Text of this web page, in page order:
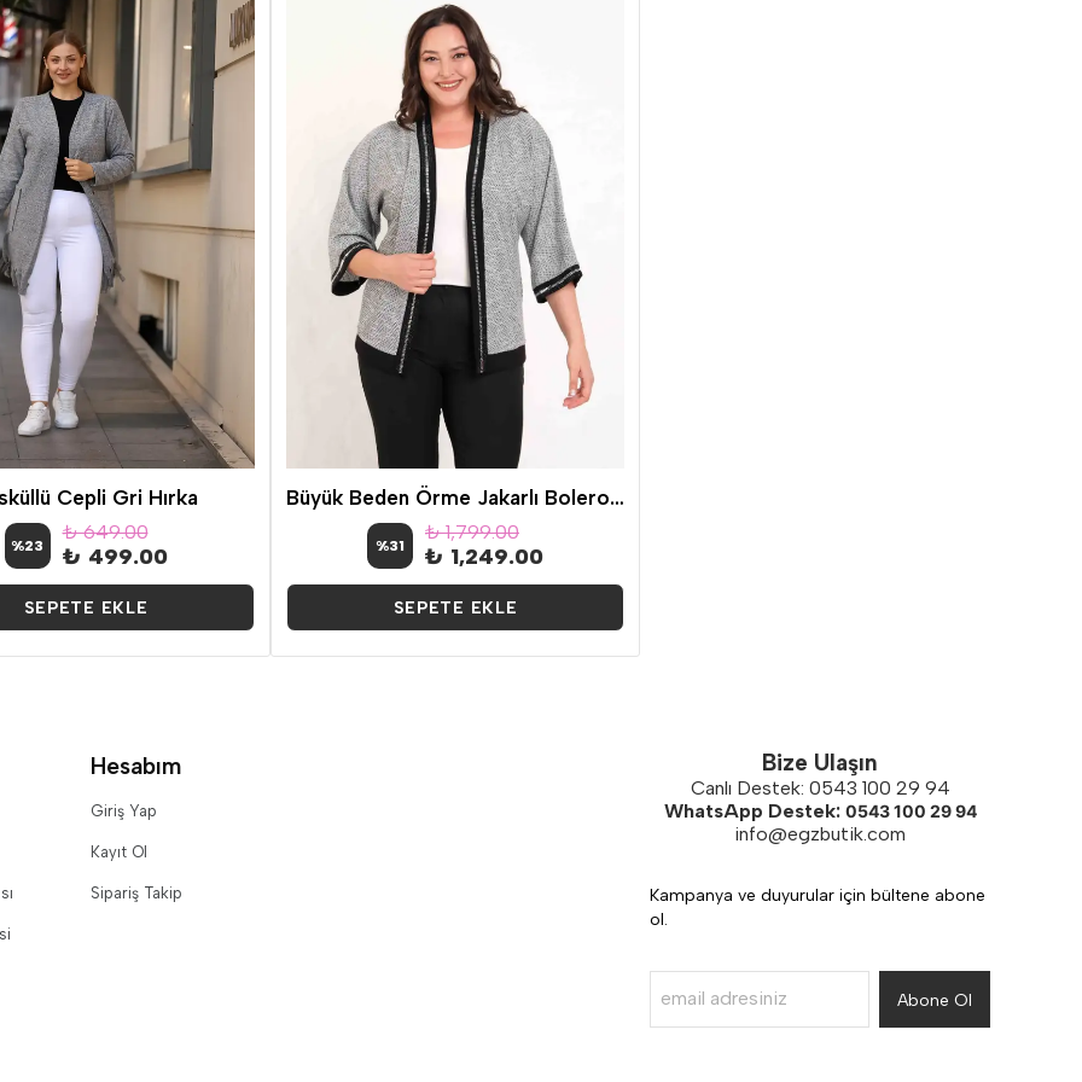
Cepli Gri Hırka
%23
₺ 649.00
₺ 499.00
SEPETE EKLE
Büyük Beden Örme Jakarlı Bolero Hırka
%31
₺ 1,799.00
₺ 1,249.00
SEPETE EKLE
Hesabım
Giriş Yap
Kayıt Ol
Sipariş Takip
Bize Ulaşın
Canlı Destek: 0543 100 29 94
WhatsApp Destek: 0543 100 29 94
info@egzbutik.com
Kampanya ve duyurular için bültene abone
ol.
Abone Ol